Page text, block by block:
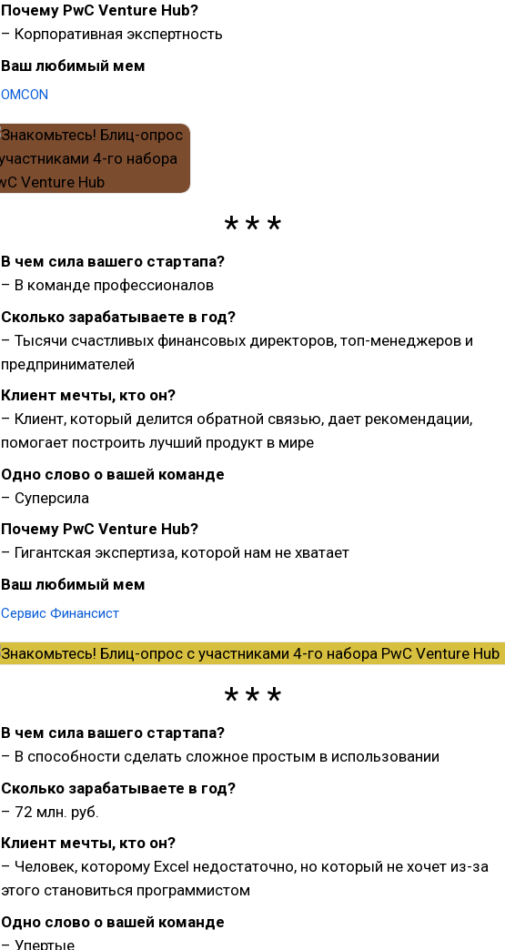
Почему PwC Venture Hub?
– Корпоративная экспертность
Ваш любимый мем
OMCON
В чем сила вашего стартапа?
– В команде профессионалов
Сколько зарабатываете в год?
– Тысячи счастливых финансовых директоров, топ-менеджеров и
предпринимателей
Клиент мечты, кто он?
– Клиент, который делится обратной связью, дает рекомендации,
помогает построить лучший продукт в мире
Одно слово о вашей команде
– Суперсила
Почему PwC Venture Hub?
– Гигантская экспертиза, которой нам не хватает
Ваш любимый мем
Сервис Финансист
В чем сила вашего стартапа?
– В способности сделать сложное простым в использовании
Сколько зарабатываете в год?
– 72 млн. руб.
Клиент мечты, кто он?
– Человек, которому Excel недостаточно, но который не хочет из-за
этого становиться программистом
Одно слово о вашей команде
– Упертые